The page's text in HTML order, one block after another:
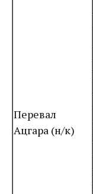
Перевал
Ацгара (н/к)